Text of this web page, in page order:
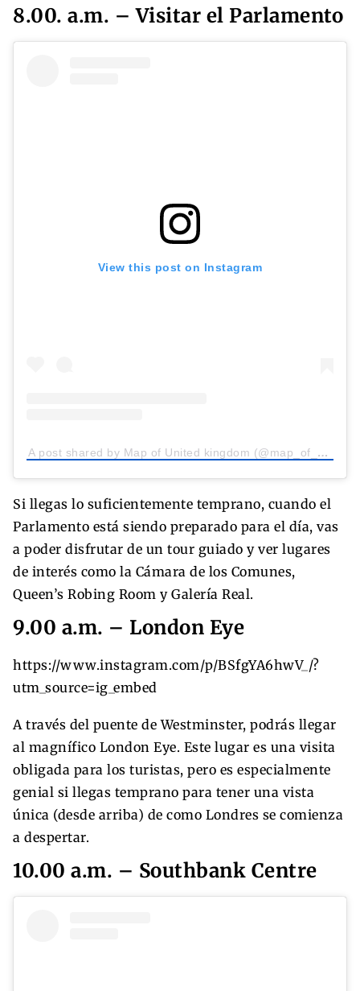
8.00. a.m. – Visitar el Parlamento
View this post on Instagram
A post shared by Map of United kingdom (@map_of_unitedkingdom)
Si llegas lo suficientemente temprano, cuando el
Parlamento está siendo preparado para el día, vas
a poder disfrutar de un tour guiado y ver lugares
de interés como la Cámara de los Comunes,
Queen’s Robing Room y Galería Real.
9.00 a.m. – London Eye
https://www.instagram.com/p/BSfgYA6hwV_/?
utm_source=ig_embed
A través del puente de Westminster, podrás llegar
al magnífico London Eye. Este lugar es una visita
obligada para los turistas, pero es especialmente
genial si llegas temprano para tener una vista
única (desde arriba) de como Londres se comienza
a despertar.
10.00 a.m. – Southbank Centre